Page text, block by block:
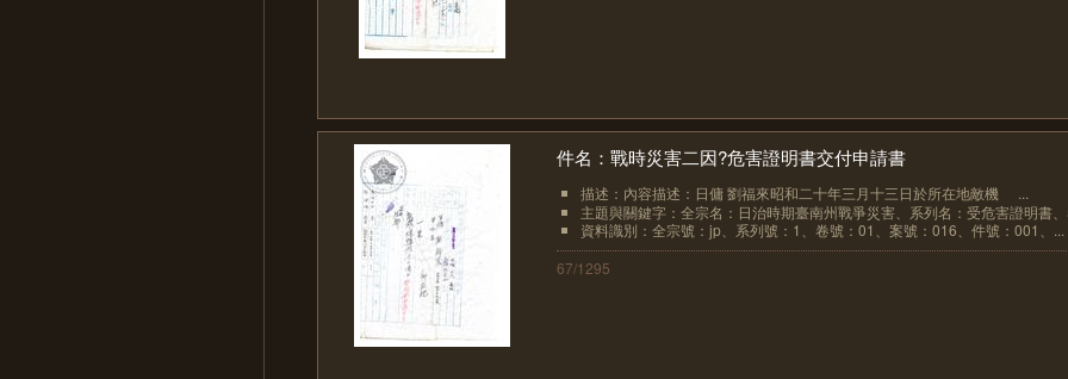
件名：戰時災害二因?危害證明書交付申請書
描述：內容描述：日傭 劉福來昭和二十年三月十三日於所在地敵機
...
主題與關鍵字：全宗名：日治時期臺南州戰爭災害、系列名：受危害證明書
資料識別：全宗號：jp、系列號：1、卷號：01、案號：016、件號：001、...
67/1295